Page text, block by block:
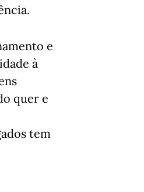
e
à
quer e
tem